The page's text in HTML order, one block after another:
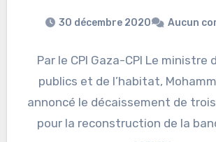
30 décembre 2020 Aucun
Par le CPI Gaza-CPI Le ministre
publics et de l’habitat,
annoncé le décaissement de
pour la reconstruction de la